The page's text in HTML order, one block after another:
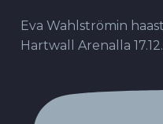
Eva Wahlströmin
Hartwall Arenalla